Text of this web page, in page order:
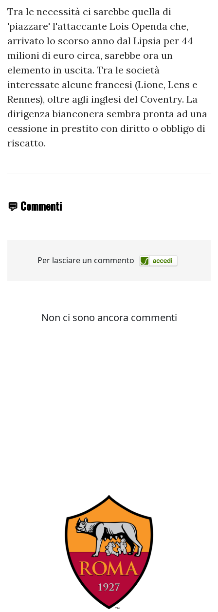
Tra le necessità ci sarebbe quella di
'piazzare' l'attaccante Lois Openda che,
arrivato lo scorso anno dal Lipsia per 44
milioni di euro circa, sarebbe ora un
elemento in uscita. Tra le società
interessate alcune francesi (Lione, Lens e
Rennes), oltre agli inglesi del Coventry. La
dirigenza bianconera sembra pronta ad una
cessione in prestito con diritto o obbligo di
riscatto.
💬 Commenti